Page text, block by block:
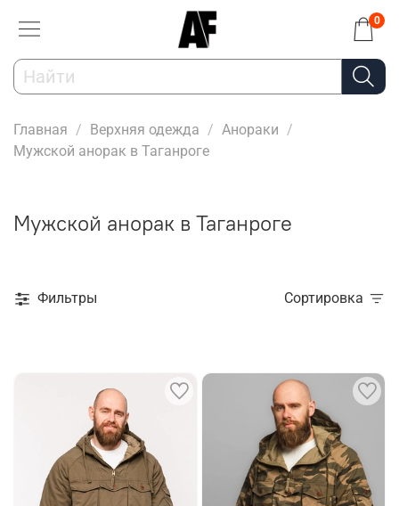
0
Главная Верхняя одежда
Анораки
Мужской анорак в Таганроге
Мужской анорак в Таганроге
Фильтры Сортировка